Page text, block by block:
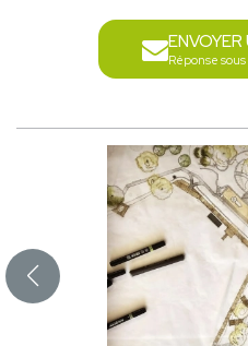
ENVOYER
Réponse